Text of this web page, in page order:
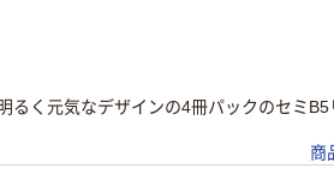
るく元気なデザインの4冊パックのセミB5
商